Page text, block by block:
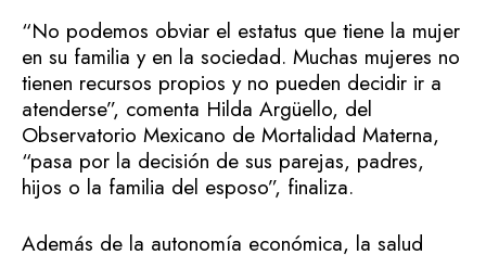
“No podemos obviar el estatus que tiene la mujer
en su familia y en la sociedad. Muchas mujeres no
tienen recursos propios y no pueden decidir ir a
atenderse”, comenta Hilda Argüello, del
Observatorio Mexicano de Mortalidad Materna,
“pasa por la decisión de sus parejas, padres,
hijos o la familia del esposo”, finaliza.
Además de la autonomía económica, la salud